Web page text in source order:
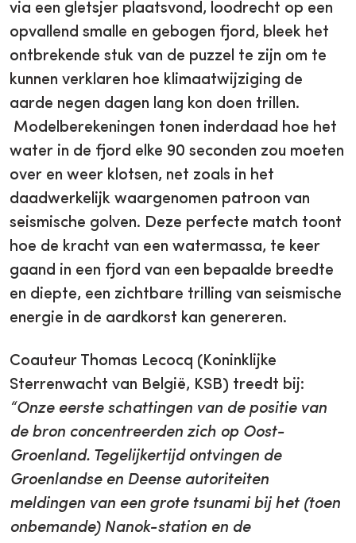
via een gletsjer plaatsvond, loodrecht op een
opvallend smalle en gebogen fjord, bleek het
ontbrekende stuk van de puzzel te zijn om te
kunnen verklaren hoe klimaatwijziging de
aarde negen dagen lang kon doen trillen.
Modelberekeningen tonen inderdaad hoe het
water in de fjord elke 90 seconden zou moeten
over en weer klotsen, net zoals in het
daadwerkelijk waargenomen patroon van
seismische golven. Deze perfecte match toont
hoe de kracht van een watermassa, te keer
gaand in een fjord van een bepaalde breedte
en diepte, een zichtbare trilling van seismische
energie in de aardkorst kan genereren.
Coauteur Thomas Lecocq (Koninklijke
Sterrenwacht van België, KSB) treedt bij:
“Onze eerste schattingen van de positie van
de bron concentreerden zich op Oost-
Groenland. Tegelijkertijd ontvingen de
Groenlandse en Deense autoriteiten
meldingen van een grote tsunami bij het (toen
onbemande) Nanok-station en de